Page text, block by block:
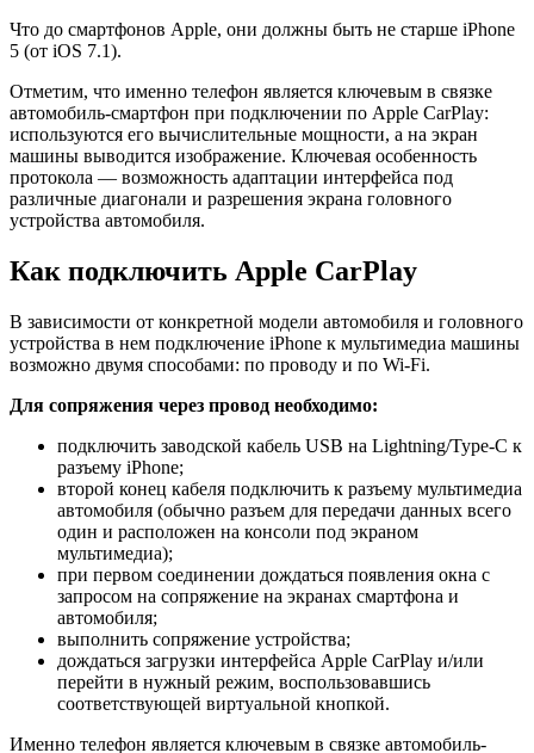
Что до смартфонов Apple, они должны быть не старше iPhone
5 (от iOS 7.1).
Отметим, что именно телефон является ключевым в связке
автомобиль-смартфон при подключении по Apple CarPlay:
используются его вычислительные мощности, а на экран
машины выводится изображение. Ключевая особенность
протокола — возможность адаптации интерфейса под
различные диагонали и разрешения экрана головного
устройства автомобиля.
Как подключить Apple CarPlay
В зависимости от конкретной модели автомобиля и головного
устройства в нем подключение iPhone к мультимедиа машины
возможно двумя способами: по проводу и по Wi-Fi.
Для сопряжения через провод необходимо:
подключить заводской кабель USB на Lightning/Type-C к
разъему iPhone;
второй конец кабеля подключить к разъему мультимедиа
автомобиля (обычно разъем для передачи данных всего
один и расположен на консоли под экраном
мультимедиа);
при первом соединении дождаться появления окна с
запросом на сопряжение на экранах смартфона и
автомобиля;
выполнить сопряжение устройства;
дождаться загрузки интерфейса Apple CarPlay и/или
перейти в нужный режим, воспользовавшись
соответствующей виртуальной кнопкой.
Именно телефон является ключевым в связке автомобиль-